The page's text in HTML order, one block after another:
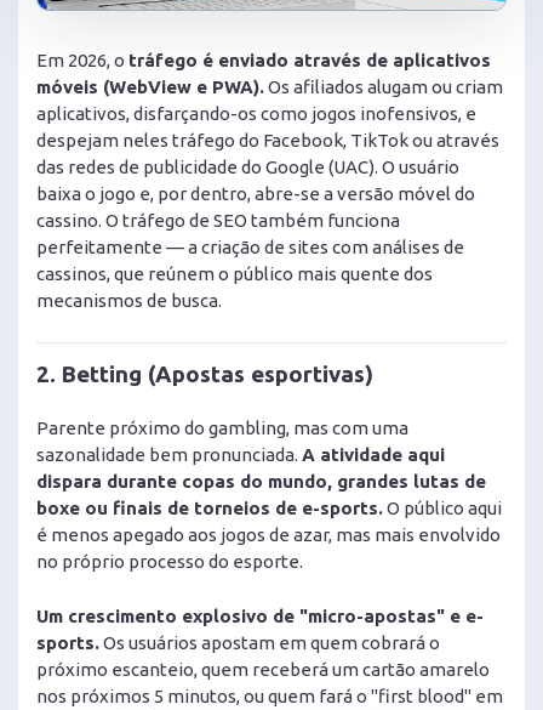
Em 2026, o tráfego é enviado através de aplicativos
móveis (WebView e PWA).Os afiliados alugam ou criam
aplicativos, disfarçando-os como jogos inofensivos, e
despejam neles tráfego do Facebook, TikTok ou através
das redes de publicidade do Google (UAC). O usuário
baixa o jogo e, por dentro, abre-se a versão móvel do
cassino. O tráfego de SEO também funciona
perfeitamente — a criação de sites com análises de
cassinos, que reúnem o público mais quente dos
mecanismos de busca.
2. Betting (Apostas esportivas)
Parente próximo do gambling, mas com uma
sazonalidade bem pronunciada. A atividade aqui
dispara durante copas do mundo, grandes lutas de
boxe ou finais de torneios de e-sports.O público aqui
é menos apegado aos jogos de azar, mas mais envolvido
no próprio processo do esporte.
Um crescimento explosivo de "micro-apostas" e e-
sports.Os usuários apostam em quem cobrará o
próximo escanteio, quem receberá um cartão amarelo
nos próximos 5 minutos, ou quem fará o "first blood" em